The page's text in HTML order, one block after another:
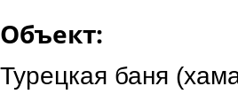
Объект:
Турецкая баня